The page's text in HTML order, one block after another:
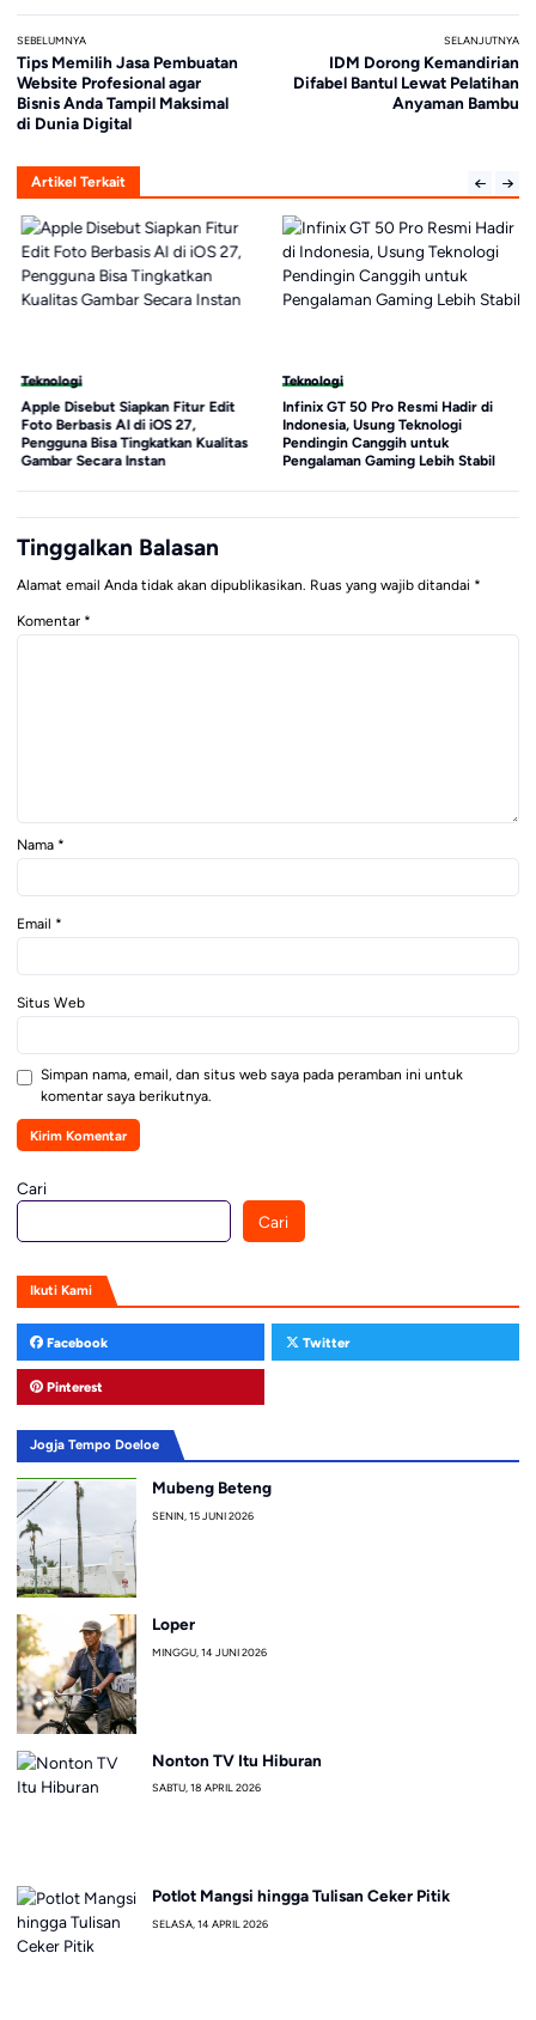
SEBELUMNYA
Tips Memilih Jasa Pembuatan
Website Profesional agar
Bisnis Anda Tampil Maksimal
di Dunia Digital
SELANJUTNYA
IDM Dorong Kemandirian
Difabel Bantul Lewat Pelatihan
Anyaman Bambu
Artikel Terkait
Teknologi
Apple Disebut Siapkan Fitur Edit
Foto Berbasis AI di iOS 27,
Pengguna Bisa Tingkatkan Kualitas
Gambar Secara Instan
Teknologi
Infinix GT 50 Pro Resmi Hadir di
Indonesia, Usung Teknologi
Pendingin Canggih untuk
Pengalaman Gaming Lebih Stabil
Tinggalkan Balasan
Alamat email Anda tidak akan dipublikasikan. Ruas yang wajib ditandai *
Komentar *
Nama *
Email *
Situs Web
Simpan nama, email, dan situs web saya pada peramban ini untuk
komentar saya berikutnya.
Cari
Cari
Ikuti Kami
Facebook Twitter
Pinterest
Jogja Tempo Doeloe
Mubeng Beteng
SENIN, 15 JUNI 2026
Loper
MINGGU, 14 JUNI 2026
Nonton TV Itu Hiburan
SABTU, 18 APRIL 2026
Potlot Mangsi hingga Tulisan Ceker Pitik
SELASA, 14 APRIL 2026